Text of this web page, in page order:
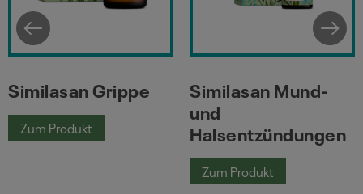
Similasan Grippe
Similasan Grippe
Zum Produkt
Similasan Mund-
und
Halsentzündungen
Similasan Mund- und
Zum Produkt